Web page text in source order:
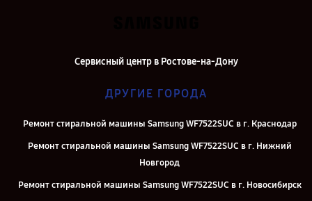
Сервисный центр в Ростове-на-Дону
ДРУГИЕ ГОРОДА
Ремонт стиральной машины Samsung WF7522SUC в г. Краснодар
Ремонт стиральной машины Samsung WF7522SUC в г. Нижний
Новгород
Ремонт стиральной машины Samsung WF7522SUC в г. Новосибирск